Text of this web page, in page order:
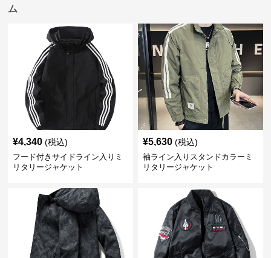
ム
¥4,340 (税込)
フード付きサイドライン入りミ
リタリージャケット
¥5,630 (税込)
袖ライン入りスタンドカラーミ
リタリージャケット